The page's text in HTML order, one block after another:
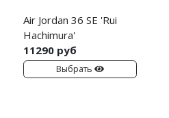
Air Jordan 36 SE 'Rui
Hachimura'
11290 руб
Выбрать